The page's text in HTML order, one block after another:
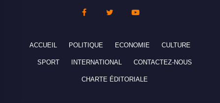
ACCUEIL POLITIQUE ECONOMIE CULTURE
SPORT INTERNATIONAL CONTACTEZ-NOUS
CHARTE ÉDITORIALE